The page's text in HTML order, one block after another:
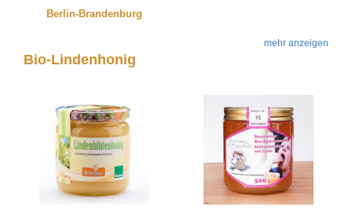
Berlin-Brandenburg
mehr anzeigen
Bio-Lindenhonig